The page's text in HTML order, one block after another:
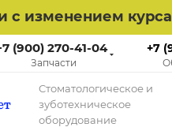
с изменением
(900) 270-41-04
Запчасти
+7
Cтоматологическое и
зуботехническое
оборудование